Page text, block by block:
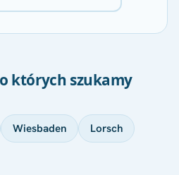
których szukamy
Wiesbaden
Lorsch